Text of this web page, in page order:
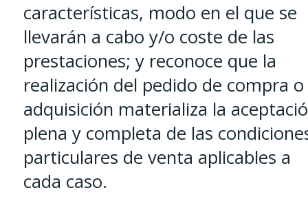
características, modo en el que se
llevarán a cabo y/o coste de las
prestaciones; y reconoce que la
realización del pedido de compra o
adquisición materializa la
plena y completa de las
particulares de venta aplicables a
cada caso.